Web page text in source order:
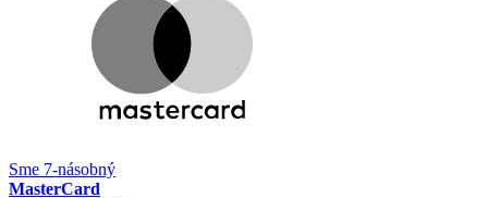
Sme 7-násobný
MasterCard